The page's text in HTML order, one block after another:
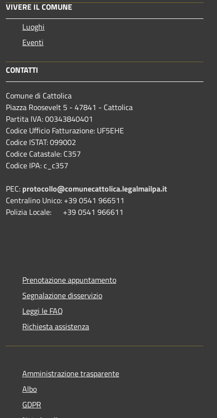
VIVERE IL COMUNE
Luoghi
Eventi
CONTATTI
Comune di Cattolica
Piazza Roosevelt 5 - 47841 - Cattolica
Partita IVA: 00343840401
Codice Ufficio Fatturazione: UF5EHE
Codice ISTAT: 099002
Codice Catastale: C357
Codice IPA: c_c357
PEC: protocollo@comunecattolica.legalmailpa.it
Centralino Unico: +39 0541 966511
Polizia Locale: +39 0541 966611
Prenotazione appuntamento
Segnalazione disservizio
Leggi le FAQ
Richiesta assistenza
Amministrazione trasparente
Albo
GDPR